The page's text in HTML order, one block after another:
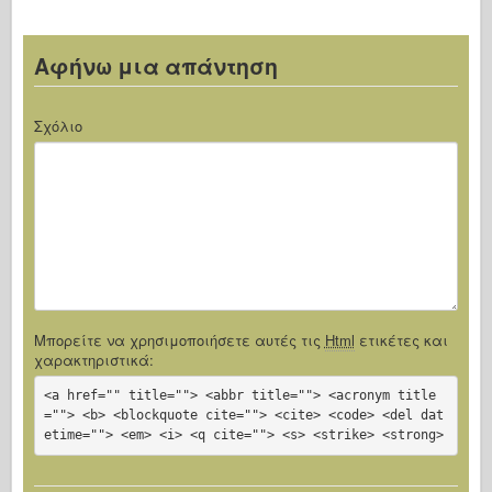
Αφήνω μια απάντηση
Σχόλιο
Μπορείτε να χρησιμοποιήσετε αυτές τις Html ετικέτες και
χαρακτηριστικά:
<a href="" title=""> <abbr title=""> <acronym title
=""> <b> <blockquote cite=""> <cite> <code> <del dat
etime=""> <em> <i> <q cite=""> <s> <strike> <strong>